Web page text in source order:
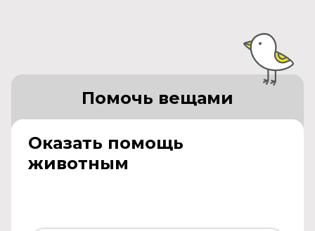
Оказать помощь
животным
Помочь вещами